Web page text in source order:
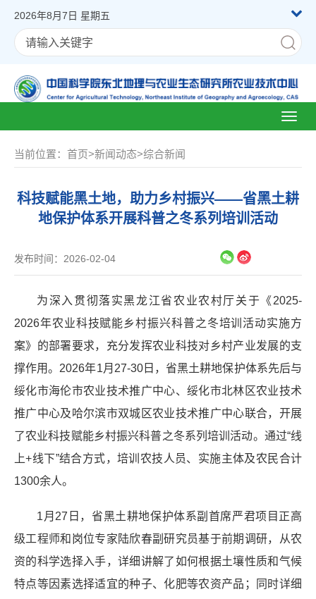
2026年8月7日 星期五
当前位置： 首页>新闻动态>综合新闻
科技赋能黑土地，助力乡村振兴——省黑土耕
地保护体系开展科普之冬系列培训活动
发布时间：2026-02-04
为深入贯彻落实黑龙江省农业农村厅关于《2025-
2026年农业科技赋能乡村振兴科普之冬培训活动实施方
案》的部署要求，充分发挥农业科技对乡村产业发展的支
撑作用。2026年1月27-30日，省黑土耕地保护体系先后与
绥化市海伦市农业技术推广中心、绥化市北林区农业技术
推广中心及哈尔滨市双城区农业技术推广中心联合，开展
了农业科技赋能乡村振兴科普之冬系列培训活动。通过“线
上+线下”结合方式，培训农技人员、实施主体及农民合计
1300余人。
1月27日，省黑土耕地保护体系副首席严君项目正高
级工程师和岗位专家陆欣春副研究员基于前期调研，从农
资的科学选择入手，详细讲解了如何根据土壤性质和气候
特点等因素选择适宜的种子、化肥等农资产品；同时详细